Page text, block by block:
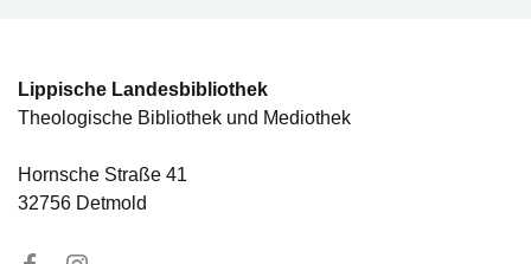
Lippische Landesbibliothek
Theologische Bibliothek und Mediothek
Hornsche Straße 41
32756 Detmold